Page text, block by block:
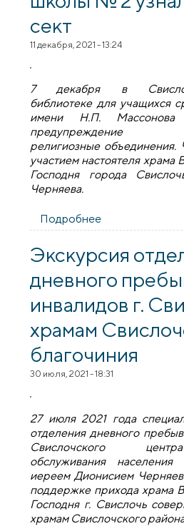
сект
11 декабря, 2021 - 13:24
7 декабря в
библиотеке для
имени Н.П. Массонова
предупреждение
религиозные
участием настоятеля храма
Господня города
Черняева.
Подробнее
узнали о вреде
Экскурсия
дневного
инвалидов г.
храмам
благочиния
30 июля, 2021 - 18:31
27 июля 2021 года
отделения дневного
Свислочского
обслуживания
иереем Дионисием
поддержке прихода храма
Господня г. Свислочь
храмам Свислочского